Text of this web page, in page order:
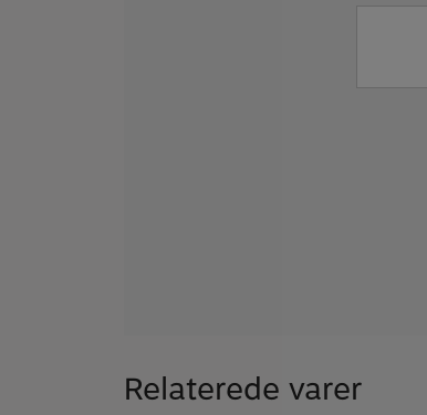
Relaterede varer